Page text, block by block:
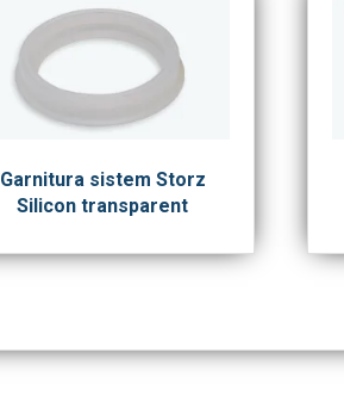
Garnitura sistem Storz
Silicon transparent